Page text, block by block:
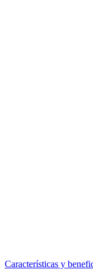
Características y